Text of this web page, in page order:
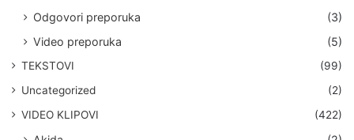
Odgovori preporuka
(3)
Video preporuka
(5)
TEKSTOVI
(99)
Uncategorized
(2)
VIDEO KLIPOVI
(422)